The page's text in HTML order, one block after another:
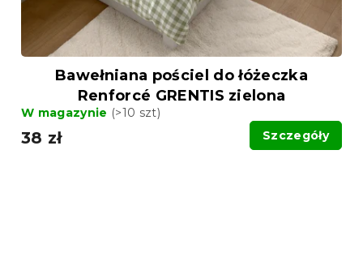
Bawełniana pościel do łóżeczka
Renforcé GRENTIS zielona
W magazynie (>10 szt)
38 zł Szczegóły